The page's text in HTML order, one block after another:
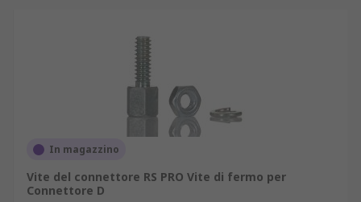
In magazzino
Vite del connettore RS PRO Vite di fermo per
Connettore D